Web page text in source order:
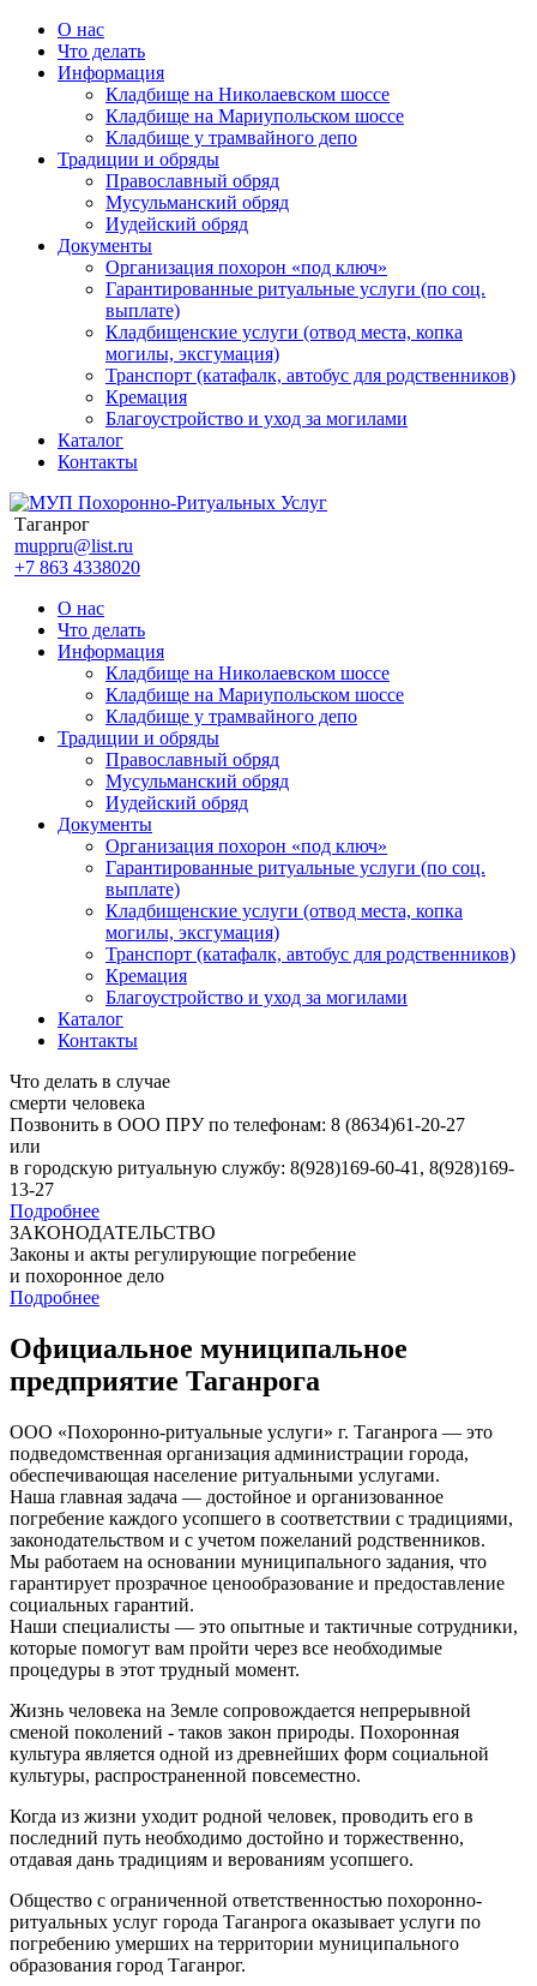
О нас
Что делать
Информация
Кладбище на Николаевском шоссе
Кладбище на Мариупольском шоссе
Кладбище у трамвайного депо
Традиции и обряды
Православный обряд
Мусульманский обряд
Иудейский обряд
Документы
Организация похорон «под ключ»
Гарантированные ритуальные услуги (по соц.
выплате)
Кладбищенские услуги (отвод места, копка
могилы, эксгумация)
Транспорт (катафалк, автобус для родственников)
Кремация
Благоустройство и уход за могилами
Каталог
Контакты
Таганрог
muppru@list.ru
+7 863 4338020
О нас
Что делать
Информация
Кладбище на Николаевском шоссе
Кладбище на Мариупольском шоссе
Кладбище у трамвайного депо
Традиции и обряды
Православный обряд
Мусульманский обряд
Иудейский обряд
Документы
Организация похорон «под ключ»
Гарантированные ритуальные услуги (по соц.
выплате)
Кладбищенские услуги (отвод места, копка
могилы, эксгумация)
Транспорт (катафалк, автобус для родственников)
Кремация
Благоустройство и уход за могилами
Каталог
Контакты
Что делать в случае
смерти человека
Позвонить в ООО ПРУ по телефонам: 8 (8634)61-20-27
или
в городскую ритуальную службу: 8(928)169-60-41, 8(928)169-
13-27
Подробнее
ЗАКОНОДАТЕЛЬСТВО
Законы и акты регулирующие погребение
и похоронное дело
Подробнее
Официальное муниципальное
предприятие Таганрога
ООО «Похоронно-ритуальные услуги» г. Таганрога — это
подведомственная организация администрации города,
обеспечивающая население ритуальными услугами.
Наша главная задача — достойное и организованное
погребение каждого усопшего в соответствии с традициями,
законодательством и с учетом пожеланий родственников.
Мы работаем на основании муниципального задания, что
гарантирует прозрачное ценообразование и предоставление
социальных гарантий.
Наши специалисты — это опытные и тактичные сотрудники,
которые помогут вам пройти через все необходимые
процедуры в этот трудный момент.
Жизнь человека на Земле сопровождается непрерывной
сменой поколений - таков закон природы. Похоронная
культура является одной из древнейших форм социальной
культуры, распространенной повсеместно.
Когда из жизни уходит родной человек, проводить его в
последний путь необходимо достойно и торжественно,
отдавая дань традициям и верованиям усопшего.
Общество с ограниченной ответственностью похоронно-
ритуальных услуг города Таганрога оказывает услуги по
погребению умерших на территории муниципального
образования город Таганрог.